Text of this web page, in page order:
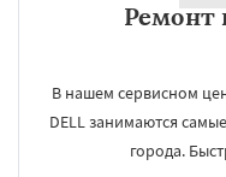
Ремонт
В нашем сервисном
DELL занимаются
города.